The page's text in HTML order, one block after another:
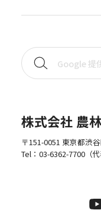
株式会社 農
〒151-0051 東京都渋
Tel： 03-6362-7700（代